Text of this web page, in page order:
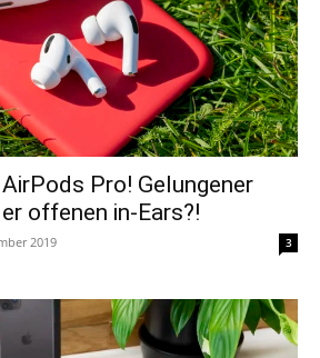
Pro! Gelungener
offenen in-Ears?!
2019 3